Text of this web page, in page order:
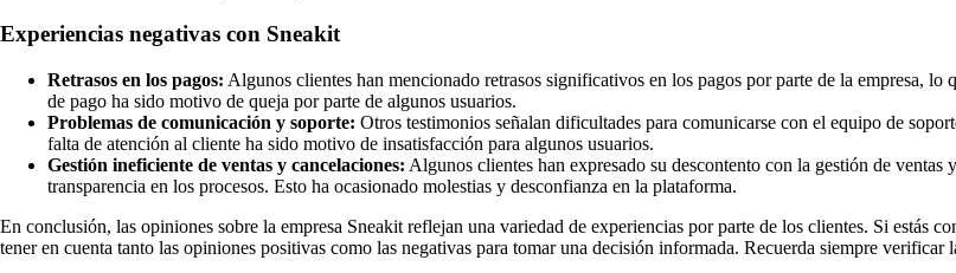
Experiencias negativas con Sneakit
Retrasos en los pagos: Algunos clientes han mencionado retrasos significativos en los pagos por parte de la empresa,
de pago ha sido motivo de queja por parte de algunos usuarios.
Problemas de comunicación y soporte: Otros testimonios señalan dificultades para comunicarse con el equipo de
falta de atención al cliente ha sido motivo de insatisfacción para algunos usuarios.
Gestión ineficiente de ventas y cancelaciones: Algunos clientes han expresado su descontento con la gestión de
transparencia en los procesos. Esto ha ocasionado molestias y desconfianza en la plataforma.
En conclusión, las opiniones sobre la empresa Sneakit reflejan una variedad de experiencias por parte de los clientes. Si estás
tener en cuenta tanto las opiniones positivas como las negativas para tomar una decisión informada. Recuerda siempre